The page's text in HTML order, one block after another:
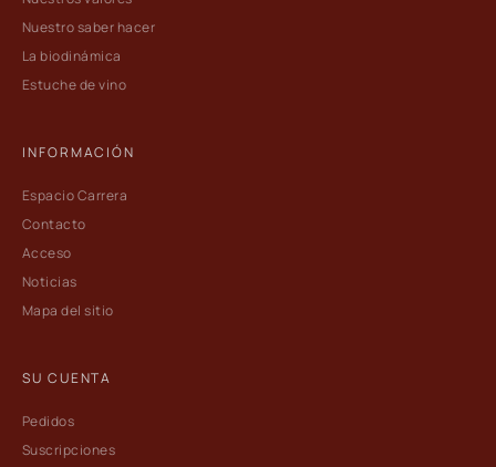
Nuestro saber hacer
La biodinámica
Estuche de vino
INFORMACIÓN
Espacio Carrera
Contacto
Acceso
Noticias
Mapa del sitio
SU CUENTA
Pedidos
Suscripciones